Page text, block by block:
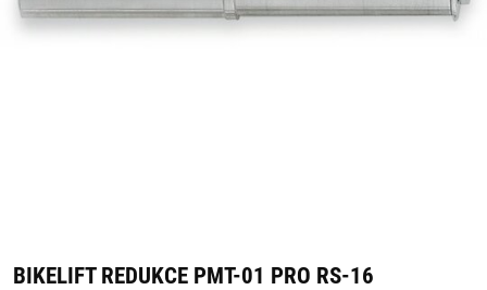
BIKELIFT REDUKCE PMT-01 PRO RS-16